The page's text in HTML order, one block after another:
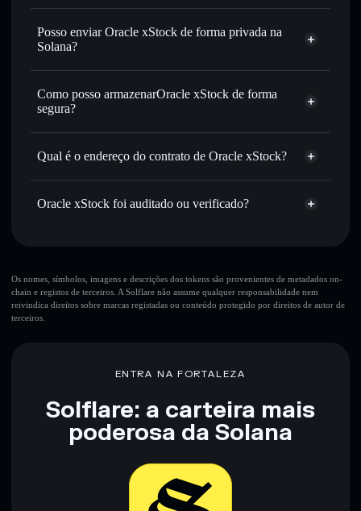
Oracle xStock
Carteira Solflare
Trocar instantaneamente— trocar ORCLX por SOL,
USDC, ou milhares de outros tokens Solana com
melhor preço disponível
Enviar de forma privada— transferir ORCLX sem
associar publicamente as carteiras usando o Agregador de
volume, capitalização de mercado e liquidez de ORCLX
Manter em segurança— guardar ORCLX numa carteira
Posso enviar Oracle xStock de forma privada na
Solana?
Carteira Solflare
Agregador de
Oracle xStock
Como posso armazenarOracle xStock de forma
segura?
Oracle xStock
Agregador de Privacidade
Qual é o endereço do contrato de Oracle xStock?
Oracle xStock
XsjFwUPiLofddX5cWFHW35GCbXcSu1BCUGfxoQAQjeL
Oracle xStock foi auditado ou verificado?
Os nomes, símbolos, imagens e descrições dos tokens são provenientes de metadados on-
chain e registos de terceiros. A Solflare não assume qualquer responsabilidade nem
reivindica direitos sobre marcas registadas ou conteúdo protegido por direitos de autor de
terceiros.
ENTRA NA FORTALEZA
Solflare: a carteira mais
poderosa da Solana